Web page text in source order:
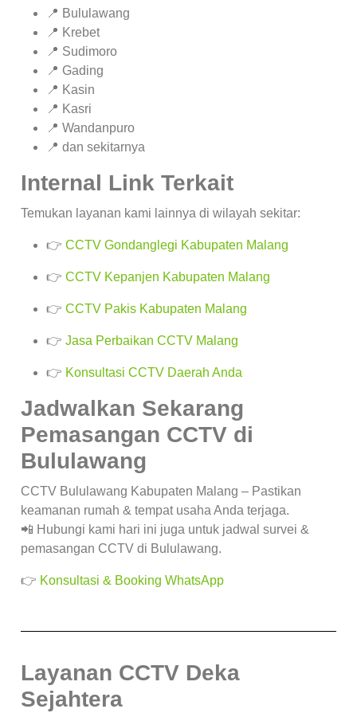
📍 Bululawang
📍 Krebet
📍 Sudimoro
📍 Gading
📍 Kasin
📍 Kasri
📍 Wandanpuro
📍 dan sekitarnya
Internal Link Terkait
Temukan layanan kami lainnya di wilayah sekitar:
👉 CCTV Gondanglegi Kabupaten Malang
👉 CCTV Kepanjen Kabupaten Malang
👉 CCTV Pakis Kabupaten Malang
👉 Jasa Perbaikan CCTV Malang
👉 Konsultasi CCTV Daerah Anda
Jadwalkan Sekarang
Pemasangan CCTV di
Bululawang
CCTV Bululawang Kabupaten Malang – Pastikan
keamanan rumah & tempat usaha Anda terjaga.
📲 Hubungi kami hari ini juga untuk jadwal survei &
pemasangan CCTV di Bululawang.
👉 Konsultasi & Booking WhatsApp
Layanan CCTV Deka
Sejahtera